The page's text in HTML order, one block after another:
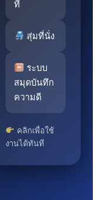
ที่
สุ่มที่นั่ง
ระบบ
สมุดบันทึก
ความดี
คลิกเพื่อใช้
งานได้ทันที